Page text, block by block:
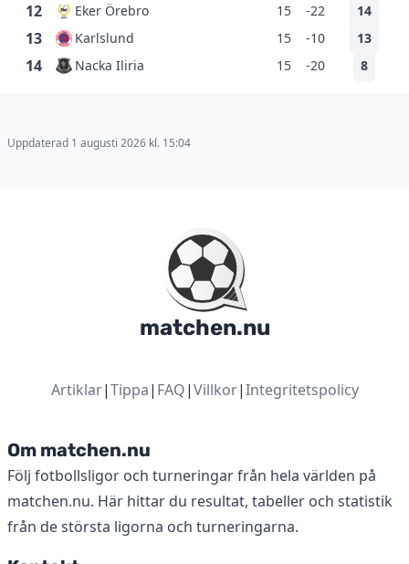
12 Eker Örebro 15 -22 14
13 Karlslund 15 -10 13
14 Nacka Iliria 15 -20 8
Uppdaterad 1 augusti 2026 kl. 15:04
matchen.nu
Artiklar|Tippa| FAQ|Villkor|Integritetspolicy
Om matchen.nu
Följ fotbollsligor och turneringar från hela världen på
matchen.nu. Här hittar du resultat, tabeller och statistik
från de största ligorna och turneringarna.